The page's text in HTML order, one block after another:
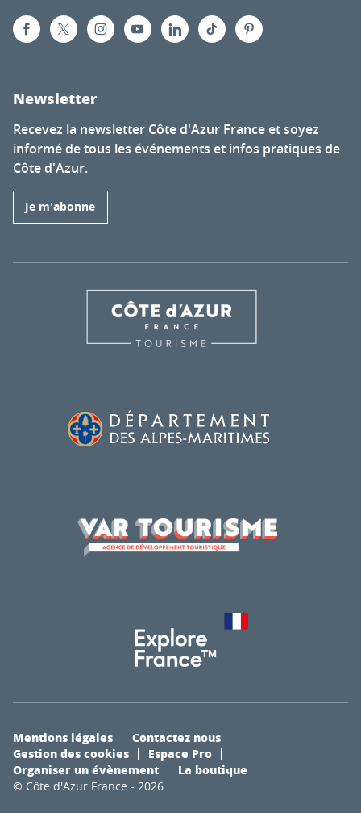
Newsletter
Recevez la newsletter Côte d'Azur France et soyez
informé de tous les événements et infos pratiques de
Côte d'Azur.
Je m'abonne
© Côte d'Azur France - 2026
Mentions légales
Contactez nous
Gestion des cookies
Espace Pro
Organiser un évènement
La boutique